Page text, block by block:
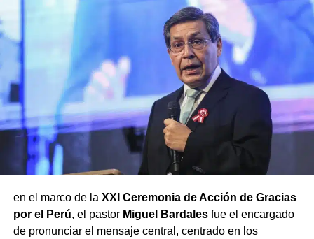
habitacional a las zonas más necesitadas.
Con estas disposiciones, el Gobierno busca garantizar
mayor transparencia, eficacia y justicia en el acceso a la
vivienda digna, reafirmando su compromiso con los
peruanos afectados por irregularidades en el sector
inmobiliario.
RELATED TOPICS: VIVIENDA
UP NEXT
en 20 regiones para impulsar la exportación de
empresas peruanas
DON'T MISS
en el marco de la XXI Ceremonia de Acción de Gracias
por el Perú, el pastor Miguel Bardalesfue el encargado
de pronunciar el mensaje central, centrado en los